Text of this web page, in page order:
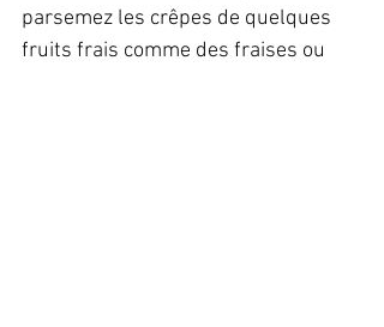
parsemez les crêpes de quelques
fruits frais comme des fraises ou